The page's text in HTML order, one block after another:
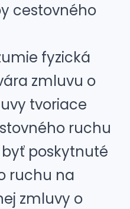
cestovného
fyzická
zmluvu o
tvoriace
ruchu
poskytnuté
ruchu na
zmluvy o